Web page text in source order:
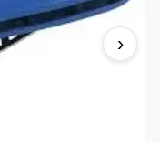
›